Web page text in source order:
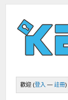
歡迎 (登入 —註冊)